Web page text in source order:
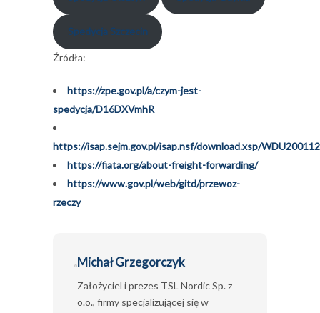
Spedycja Szczecin
Źródła:
https://zpe.gov.pl/a/czym-jest-
spedycja/D16DXVmhR
https://isap.sejm.gov.pl/isap.nsf/download.xsp/
https://fiata.org/about-freight-forwarding/
https://www.gov.pl/web/gitd/przewoz-
rzeczy
Michał Grzegorczyk
Założyciel i prezes TSL Nordic Sp. z
o.o., firmy specjalizującej się w